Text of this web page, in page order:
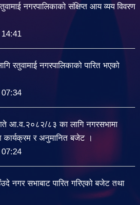
नगरपालिकाको संक्षिप्त आय व्यय विवरण
रतुवामाई नगरपालिकाको पारित भएको
आ.व.२०८२/८३ का लागि नगरसभामा
कार्यक्रम र अनुमानित बजेट ।
नगर सभाबाट पारित गरिएको बजेट तथा